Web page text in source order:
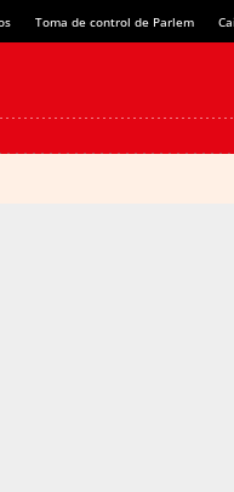
Toma de control de Parlem